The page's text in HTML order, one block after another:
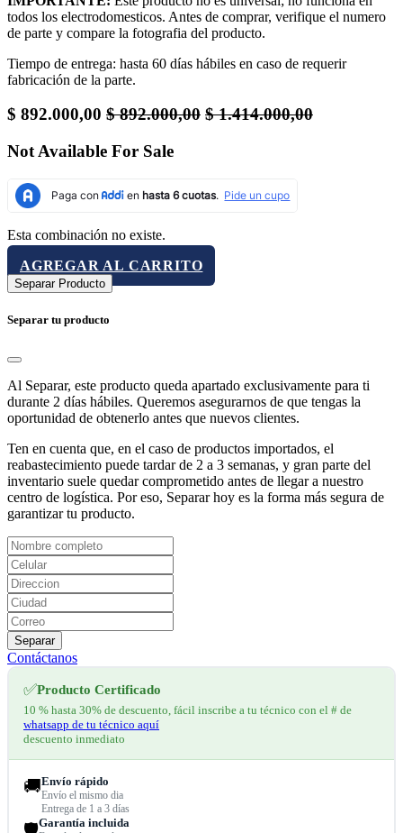
todos los electrodomesticos. Antes de comprar, verifique el numero
de parte y compare la fotografia del producto.
Tiempo de entrega: hasta 60 días hábiles en caso de requerir
fabricación de la parte.
$ 892.000,00 $892.000,00 $1.414.000,00
Not Available For Sale
Esta combinación no existe.
AGREGAR AL CARRITO
Separar Producto
Separar tu producto
Al Separar, este producto queda apartado exclusivamente para ti
durante 2 días hábiles. Queremos asegurarnos de que tengas la
oportunidad de obtenerlo antes que nuevos clientes.
Ten en cuenta que, en el caso de productos importados, el
reabastecimiento puede tardar de 2 a 3 semanas, y gran parte del
inventario suele quedar comprometido antes de llegar a nuestro
centro de logística. Por eso, Separar hoy es la forma más segura de
garantizar tu producto.
Separar
Contáctanos
✅Producto Certificado
10 % hasta 30% de descuento, fácil inscribe a tu técnico con el # de
whatsapp de tu técnico aquí
descuento inmediato
🚚Envío rápido
Envío el mismo dia
Entrega de 1 a 3 días
Garantía incluida